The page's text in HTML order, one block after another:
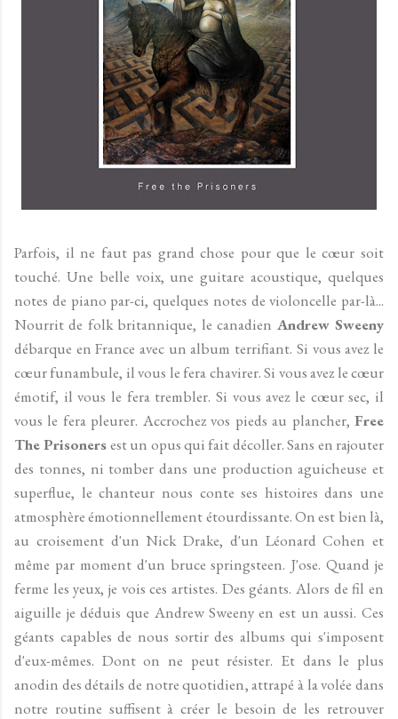
Parfois, il ne faut pas grand chose pour que le cœur soit
touché. Une belle voix, une guitare acoustique, quelques
notes de piano par-ci, quelques notes de violoncelle par-là...
Nourrit de folk britannique, le canadien Andrew Sweeny
débarque en France avec un album terrifiant. Si vous avez le
cœur funambule, il vous le fera chavirer. Si vous avez le cœur
émotif, il vous le fera trembler. Si vous avez le cœur sec, il
vous le fera pleurer. Accrochez vos pieds au plancher, Free
The Prisonersest un opus qui fait décoller. Sans en rajouter
des tonnes, ni tomber dans une production aguicheuse et
superflue, le chanteur nous conte ses histoires dans une
atmosphère émotionnellement étourdissante. On est bien là,
au croisement d'un Nick Drake, d'un Léonard Cohen et
même par moment d'un bruce springsteen. J'ose. Quand je
ferme les yeux, je vois ces artistes. Des géants. Alors de fil en
aiguille je déduis que Andrew Sweeny en est un aussi. Ces
géants capables de nous sortir des albums qui s'imposent
d'eux-mêmes. Dont on ne peut résister. Et dans le plus
anodin des détails de notre quotidien, attrapé à la volée dans
notre routine suffisent à créer le besoin de les retrouver